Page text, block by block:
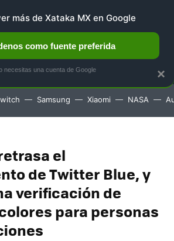
HOME AUTO TERRITORIO
Samsung Xiaomi NASA
el
de Twitter Blue, y
verificación de
para personas
×
más de Xataka MX en Google
como fuente preferida
necesitas una cuenta de Google